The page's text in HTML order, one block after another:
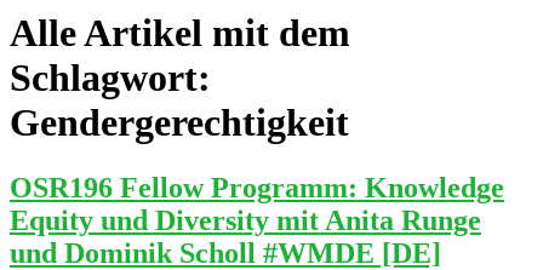
Alle Artikel mit dem
Schlagwort:
Gendergerechtigkeit
OSR196 Fellow Programm: Knowledge
Equity und Diversity mit Anita Runge
und Dominik Scholl #WMDE [DE]